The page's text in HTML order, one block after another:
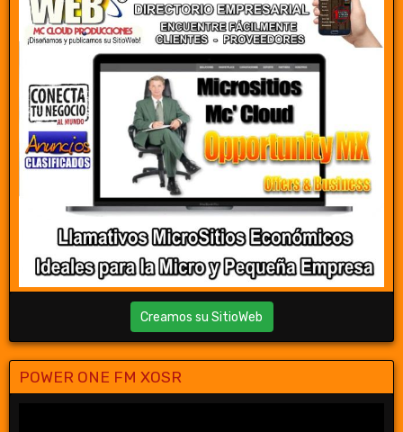
Creamos su SitioWeb
POWER ONE FM XOSR